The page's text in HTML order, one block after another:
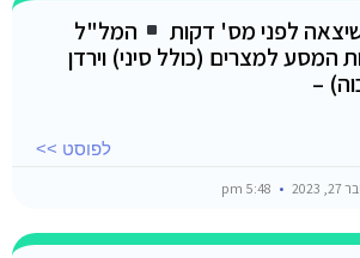
לפני מס' דקות
המל"ל
למצרים (כולל סיני) וירדן
לפוסט >>
2023